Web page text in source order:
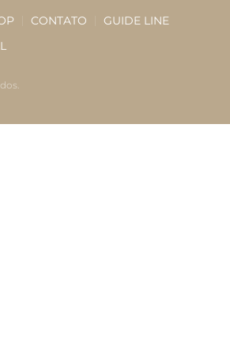
CONTATO
GUIDE LINE